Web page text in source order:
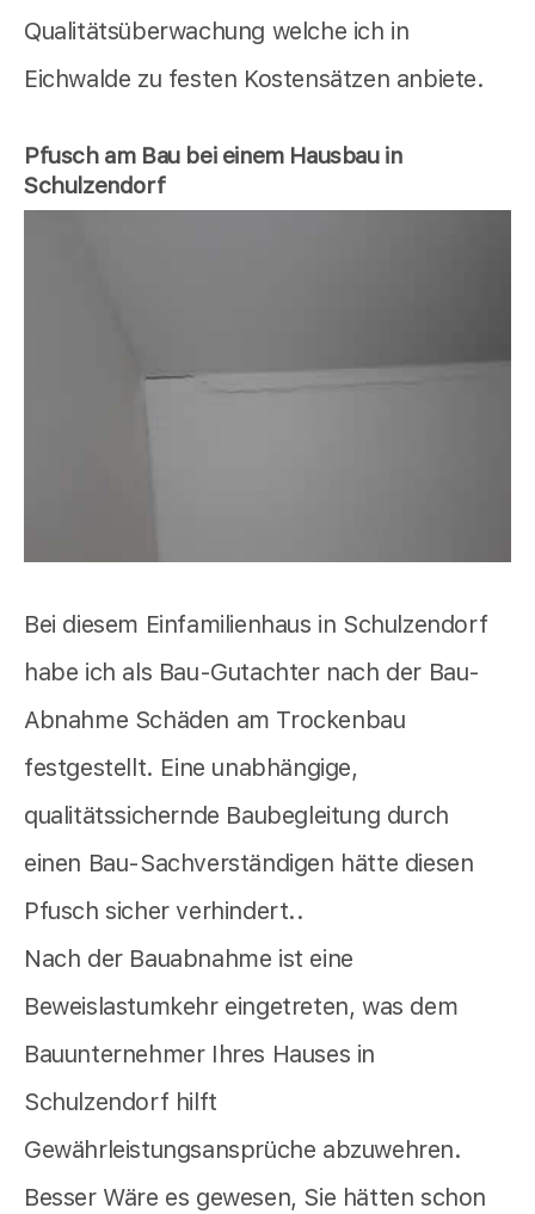
Qualitätsüberwachung welche ich in
Eichwalde zu festen Kostensätzen anbiete.
Pfusch am Bau bei einem Hausbau in
Schulzendorf
Bei diesem Einfamilienhaus in Schulzendorf
habe ich als Bau-Gutachter nach der Bau-
Abnahme Schäden am Trockenbau
festgestellt. Eine unabhängige,
qualitätssichernde Baubegleitung durch
einen Bau-Sachverständigen hätte diesen
Pfusch sicher verhindert..
Nach der Bauabnahme ist eine
Beweislastumkehr eingetreten, was dem
Bauunternehmer Ihres Hauses in
Schulzendorf hilft
Gewährleistungsansprüche abzuwehren.
Besser Wäre es gewesen, Sie hätten schon